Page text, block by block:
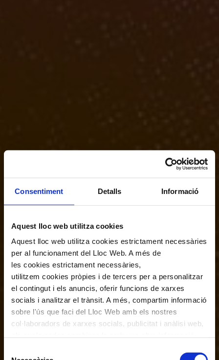
Consentiment Detalls Informació
Aquest lloc web utilitza cookies
Aquest lloc web utilitza cookies estrictament necessàries
per al funcionament del Lloc Web. A més de
les cookies estrictament necessàries,
utilitzem cookies pròpies i de tercers per a personalitzar
el contingut i els anuncis, oferir funcions de xarxes
socials i analitzar el trànsit. A més, compartim informació
sobre l'ús que faci del Lloc Web amb els nostres
col·laboradors de xarxes socials, publicitat i anàlisi web,